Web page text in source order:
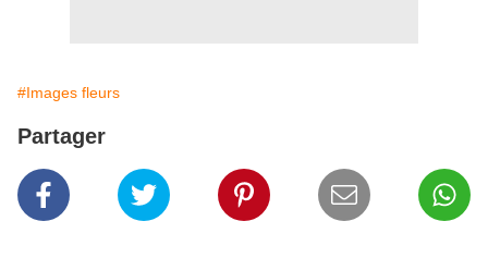
#Images fleurs
Partager